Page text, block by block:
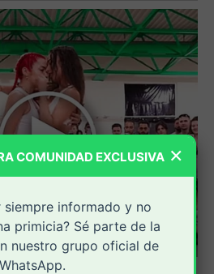
×
COMUNIDAD EXCLUSIVA
siempre informado y no
primicia? Sé parte de la
nuestro grupo oficial de
WhatsApp.